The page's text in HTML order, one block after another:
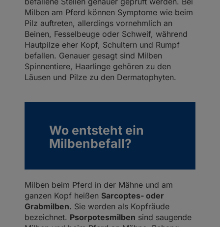
Milben am Pferd können Symptome wie beim
Pilz auftreten, allerdings vornehmlich an
Beinen, Fesselbeuge oder Schweif, während
Hautpilze eher Kopf, Schultern und Rumpf
befallen. Genauer gesagt sind Milben
Spinnentiere, Haarlinge gehören zu den
Läusen und Pilze zu den Dermatophyten.
Wo entsteht ein
Milbenbefall?
Milben beim Pferd in der Mähne und am
ganzen Kopf heißen Sarcoptes- oder
Grabmilben. Sie werden als Kopfräude
bezeichnet. Psorpotesmilben sind saugende